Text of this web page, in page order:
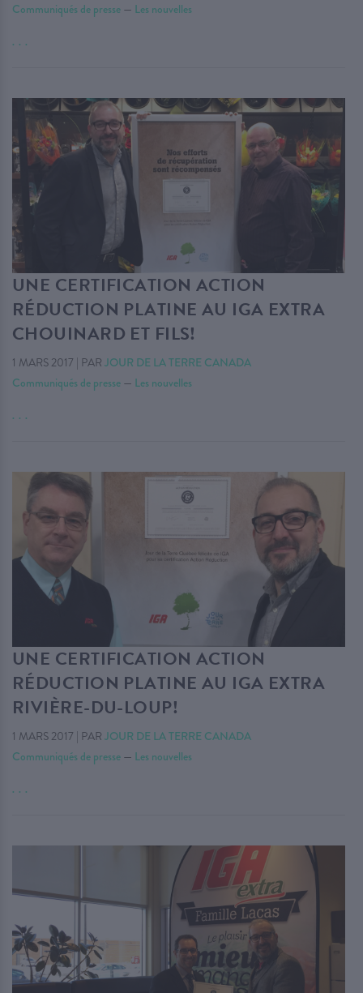
Communiqués de presse — Les nouvelles
. . .
UNE CERTIFICATION ACTION
RÉDUCTION PLATINE AU IGA EXTRA
CHOUINARD ET FILS!
1 MARS 2017 | PAR JOUR DE LA TERRE CANADA
Communiqués de presse — Les nouvelles
. . .
UNE CERTIFICATION ACTION
RÉDUCTION PLATINE AU IGA EXTRA
RIVIÈRE-DU-LOUP!
1 MARS 2017 | PAR JOUR DE LA TERRE CANADA
Communiqués de presse — Les nouvelles
. . .